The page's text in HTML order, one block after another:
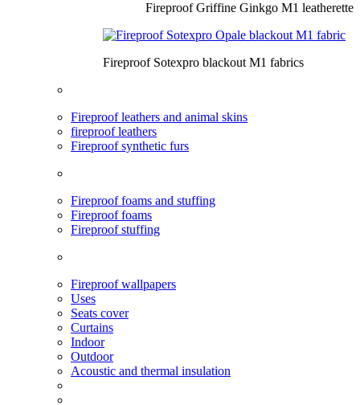
Fireproof Griffine Ginkgo M1 leatherette
Fireproof Sotexpro blackout M1 fabrics
Fireproof leathers and animal skins
fireproof leathers
Fireproof synthetic furs
Fireproof foams and stuffing
Fireproof foams
Fireproof stuffing
Fireproof wallpapers
Uses
Seats cover
Curtains
Indoor
Outdoor
Acoustic and thermal insulation